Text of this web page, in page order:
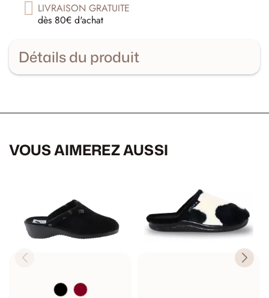
LIVRAISON GRATUITE
dès 80€ d'achat
Détails du produit
VOUS AIMEREZ AUSSI